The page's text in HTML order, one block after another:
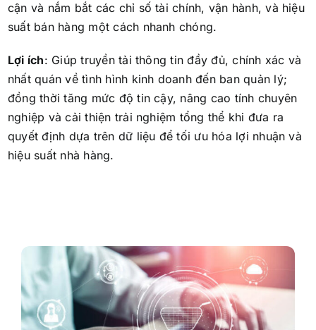
cận và nắm bắt các chỉ số tài chính, vận hành, và hiệu
suất bán hàng một cách nhanh chóng.
Lợi ích: Giúp truyền tải thông tin đầy đủ, chính xác và
nhất quán về tình hình kinh doanh đến ban quản lý;
đồng thời tăng mức độ tin cậy, nâng cao tính chuyên
nghiệp và cải thiện trải nghiệm tổng thể khi đưa ra
quyết định dựa trên dữ liệu để tối ưu hóa lợi nhuận và
hiệu suất nhà hàng.